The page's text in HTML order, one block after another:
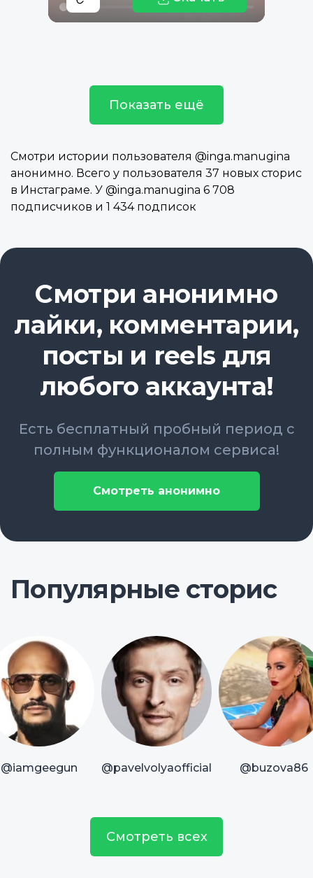
Показать ещё
Смотри истории пользователя @inga.manugina
анонимно. Всего у пользователя 37 новых сторис
в Инстаграме. У @inga.manugina 6 708
подписчиков и 1 434 подписок
Смотри анонимно
лайки, комментарии,
посты и reels для
любого аккаунта!
Есть бесплатный пробный период с
полным функционалом сервиса!
Смотреть анонимно
Популярные сторис
@iamgeegun @pavelvolyaofficial @buzova86
Смотреть всех